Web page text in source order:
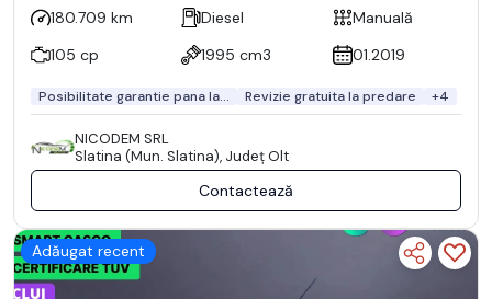
180.709 km Diesel
Manuală
105 cp
1995 cm3 01.2019
Posibilitate garantie pana la... Revizie gratuita la predare +4
NICODEM SRL
Slatina (Mun. Slatina), Județ Olt
Contactează
Adăugat recent